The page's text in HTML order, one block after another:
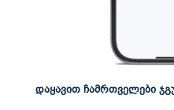
დაყავით ჩამრთველები